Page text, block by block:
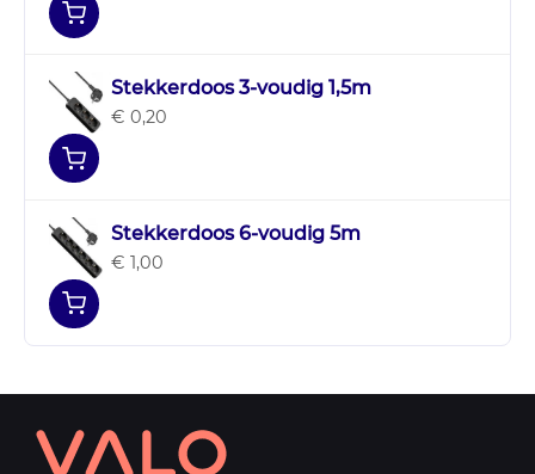
Stekkerdoos 3-voudig 1,5m
€ 0,20
Stekkerdoos 6-voudig 5m
€ 1,00
Contact
informatie